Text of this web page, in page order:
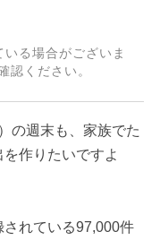
る場合がございま
認ください。
の週末も、家族でた
作りたいですよ
れている97,000件